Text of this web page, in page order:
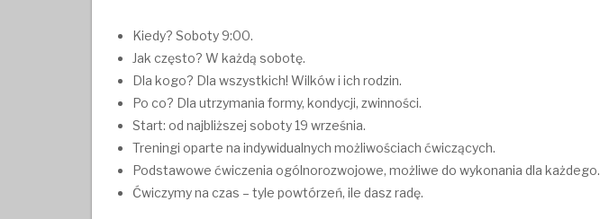
Kiedy? Soboty 9:00.
Jak często? W każdą sobotę.
Dla kogo? Dla wszystkich! Wilków i ich rodzin.
Po co? Dla utrzymania formy, kondycji, zwinności.
Start: od najbliższej soboty 19 września.
Treningi oparte na indywidualnych możliwościach ćwiczących.
Podstawowe ćwiczenia ogólnorozwojowe, możliwe do wykonania dla każdego.
Ćwiczymy na czas – tyle powtórzeń, ile dasz radę.